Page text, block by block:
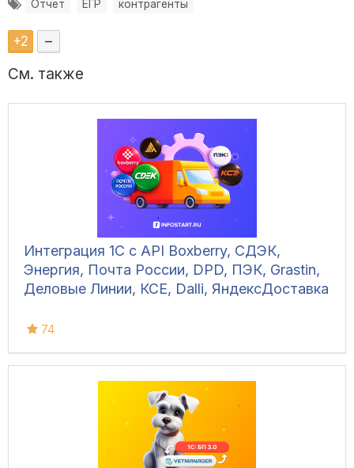
Отчет ЕГР контрагенты
+2 –
См. также
Интеграция 1С с API Boxberry, СДЭК,
Энергия, Почта России, DPD, ПЭК, Grastin,
Деловые Линии, КСЕ, Dalli, ЯндексДоставка
74